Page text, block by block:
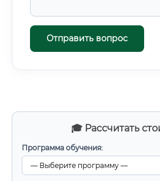
🎓 Рассчитать
Программа обучения:
Отправить вопрос